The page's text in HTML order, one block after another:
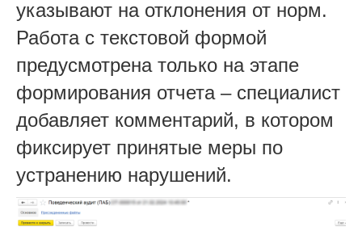
указывают на отклонения от норм.
Работа с текстовой формой
предусмотрена только на этапе
формирования отчета – специалист
добавляет комментарий, в котором
фиксирует принятые меры по
устранению нарушений.